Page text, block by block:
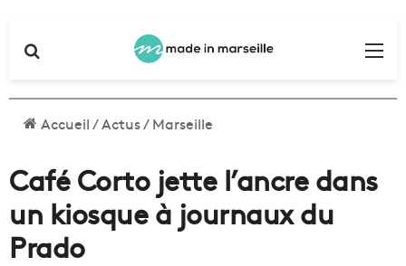
Accueil/Actus/Marseille
Café Corto jette l’ancre dans
un kiosque à journaux du
Prado